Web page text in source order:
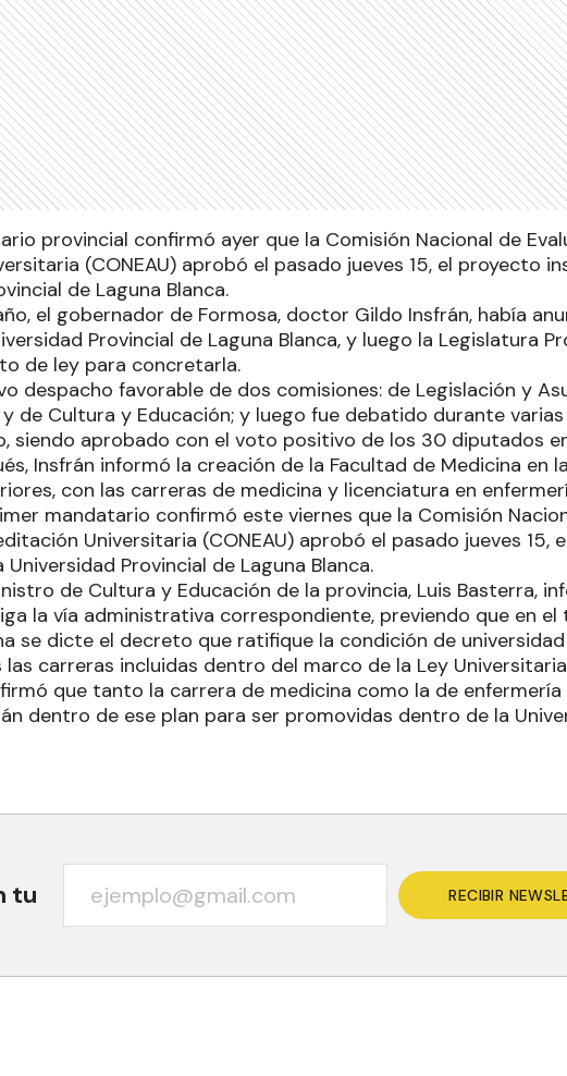
provincial confirmó ayer que la Comisión Nacional de
(CONEAU) aprobó el pasado jueves 15, el proyecto
de Laguna Blanca.
el gobernador de Formosa, doctor Gildo Insfrán, había
Provincial de Laguna Blanca, y luego la Legislatura
de ley para concretarla.
despacho favorable de dos comisiones: de Legislación y
de Cultura y Educación; y luego fue debatido durante varias
siendo aprobado con el voto positivo de los 30 diputados
Insfrán informó la creación de la Facultad de Medicina en
con las carreras de medicina y licenciatura en
mandatario confirmó este viernes que la Comisión
Universitaria (CONEAU) aprobó el pasado jueves 15,
Provincial de Laguna Blanca.
de Cultura y Educación de la provincia, Luis Basterra,
la vía administrativa correspondiente, previendo que en
se dicte el decreto que ratifique la condición de
carreras incluidas dentro del marco de la Ley
que tanto la carrera de medicina como la de enfermería
dentro de ese plan para ser promovidas dentro de la
tu RECIBIR